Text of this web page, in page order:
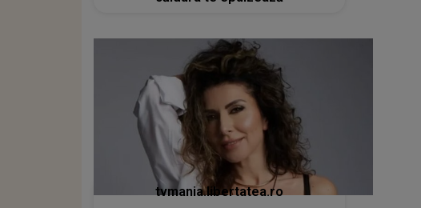
tvmania.libertatea.ro